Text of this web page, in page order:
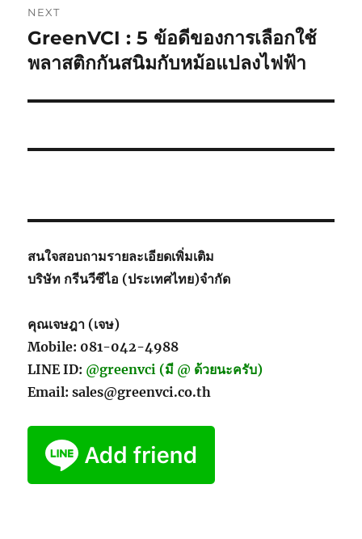
NEXT
Next
post:
GreenVCI : 5 ข้อดีของการเลือกใช้
พลาสติกกันสนิมกับหม้อแปลงไฟฟ้า
สนใจสอบถามรายละเอียดเพิ่มเติม
บริษัท กรีนวีซีไอ (ประเทศไทย)จำกัด
คุณเจษฎา (เจษ)
Mobile: 081-042-4988
LINE ID: @greenvci (มี @ ด้วยนะครับ)
Email: sales@greenvci.co.th